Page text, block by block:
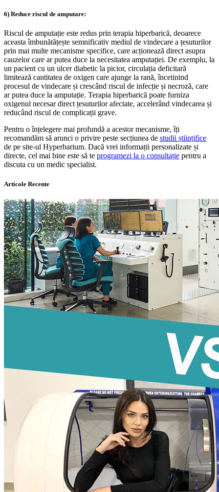
6) Reduce riscul de amputare:
Riscul de amputație este redus prin terapia hiperbarică, deoarece
aceasta îmbunătățește semnificativ mediul de vindecare a țesuturilor
prin mai multe mecanisme specifice, care acționează direct asupra
cauzelor care ar putea duce la necesitatea amputației. De exemplu, la
un pacient cu un ulcer diabetic la picior, circulația deficitară
limitează cantitatea de oxigen care ajunge la rană, încetinind
procesul de vindecare și crescând riscul de infecție și necroză, care
ar putea duce la amputație. Terapia hiperbarică poate furniza
oxigenul necesar direct țesuturilor afectate, accelerând vindecarea și
reducând riscul de complicații grave.
Pentru o înțelegere mai profundă a acestor mecanisme, îți
recomandăm să arunci o privire peste secțiunea de studii științifice
de pe site-ul Hyperbarium. Dacă vrei informații personalizate și
directe, cel mai bine este să te programezi la o consultație pentru a
discuta cu un medic specialist.
Articole Recente